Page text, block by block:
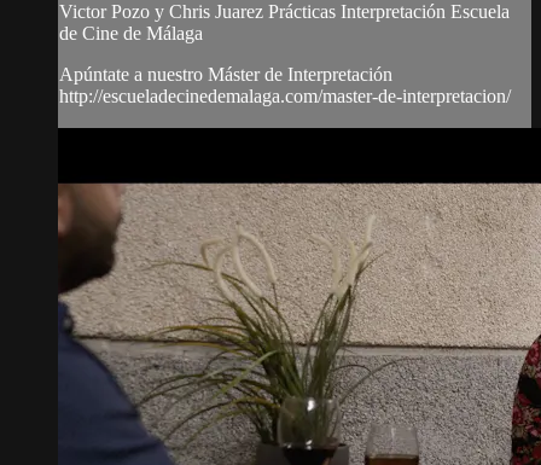
Victor Pozo y Chris Juarez Prácticas Interpretación Escuela
de Cine de Málaga
Apúntate a nuestro Máster de Interpretación
http://escueladecinedemalaga.com/master-de-interpretacion/